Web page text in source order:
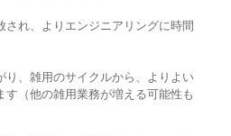
れ、よりエンジニアリングに時間
り、雑用のサイクルから、よりよい
（他の雑用業務が増える可能性も